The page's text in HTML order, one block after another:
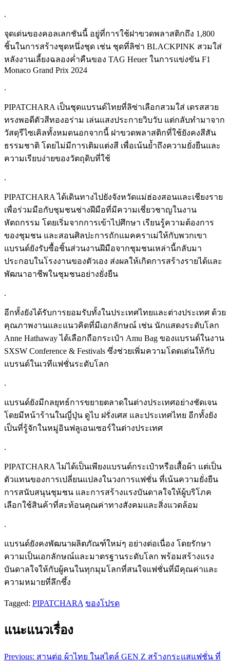
.
จุดเด่นของคอลเลกชันนี้ อยู่ที่การใช้ฝาขวดพลาสติกถึง 1,800
ชิ้นในการสร้างชุดหนึ่งชุด เช่น ชุดที่ลิซ่า BLACKPINK สวมใส่
หลังงานเลี้ยงฉลองค่ำคืนของ TAG Heuer ในการแข่งขัน F1
Monaco Grand Prix 2024
.
PIPATCHARA เป็นชุดแบรนด์ไทยที่ลิซ่าเลือกสวมใส่ เดรสสวย
ทรงพอดีตัวสีทองอร่าม เล่นแสงประกายวิบวับ แต่กลับทำมาจาก
วัสดุรีไซเคิลทั้งหมดนอกจากนี้ ฝาขวดพลาสติกที่ใช้ยังคงสีสัน
ธรรมชาติ โดยไม่มีการเติมแต่งสี เพื่อเน้นย้ำถึงความยั่งยืนและ
ความเรียบง่ายของวัตถุดิบที่ใช้
.
PIPATCHARA ได้เดินทางไปยังจังหวัดแม่ฮ่องสอนและเชียงราย
เพื่อร่วมมือกับชุมชนช่างฝีมือที่มีความเชี่ยวชาญในงาน
หัตถกรรม โดยเริ่มจากการเข้าไปศึกษา เรียนรู้ความต้องการ
ของชุมชน และสอนศิลปะการถักแมคคราเม่ให้กับพวกเขา
แบรนด์ยังรับซื้อชิ้นส่วนงานฝีมือจากชุมชนเหล่านี้กลับมา
ประกอบในโรงงานของตัวเอง ส่งผลให้เกิดการสร้างรายได้และ
พัฒนาอาชีพในชุมชนอย่างยั่งยืน
.
อีกทั้งยังได้รับการยอมรับทั้งในประเทศไทยและต่างประเทศ ด้วย
คุณภาพงานและแนวคิดที่มีเอกลักษณ์ เช่น นักแสดงระดับโลก
Anne Hathaway ได้เลือกถือกระเป๋า Amu Bag ของแบรนด์ในงาน
SXSW Conference & Festivals ซึ่งช่วยเพิ่มความโดดเด่นให้กับ
แบรนด์ในเวทีแฟชั่นระดับโลก
.
แบรนด์ยังมีกลยุทธ์การขยายตลาดในต่างประเทศอย่างชัดเจน
โดยมีหน้าร้านในญี่ปุ่น ดูไบ ฝรั่งเศส และประเทศไทย อีกทั้งยัง
เป็นที่รู้จักในหมู่อินฟลูเอนเซอร์ในต่างประเทศ
.
PIPATCHARA ไม่ได้เป็นเพียงแบรนด์กระเป๋าหรือเสื้อผ้า แต่เป็น
ตัวแทนของการเปลี่ยนแปลงในวงการแฟชั่น ที่เน้นความยั่งยืน
การสนับสนุนชุมชน และการสร้างแรงบันดาลใจให้ผู้บริโภค
เลือกใช้สินค้าที่สะท้อนคุณค่าทางสังคมและสิ่งแวดล้อม
.
แบรนด์ยังคงพัฒนาผลิตภัณฑ์ใหม่ๆ อย่างต่อเนื่อง โดยรักษา
ความเป็นเอกลักษณ์และมาตรฐานระดับโลก พร้อมสร้างแรง
บันดาลใจให้กับผู้คนในทุกมุมโลกที่สนใจแฟชั่นที่มีคุณค่าและ
ความหมายที่ลึกซึ้ง
Tagged: PIPATCHARA ของโปรด
แนะแนวเรื่อง
Previous: สานต่อ ผ้าไทย ในสไตล์ GEN Z สร้างกระแสแฟชั่น ที่